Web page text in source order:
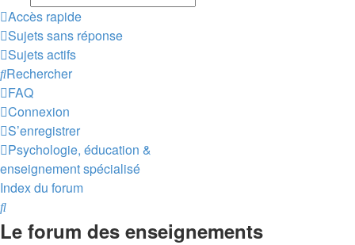
Accès rapide
Sujets sans réponse
Sujets actifs
Rechercher
FAQ
Connexion
S’enregistrer
Psychologie, éducation &
enseignement spécialisé
Index du forum
Rechercher
Le forum des enseignements